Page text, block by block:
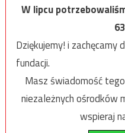
W lipcu
Dziękujemy! i zachęcamy
fundacji.
Masz świadomość
niezależnych ośrodków
wspieraj